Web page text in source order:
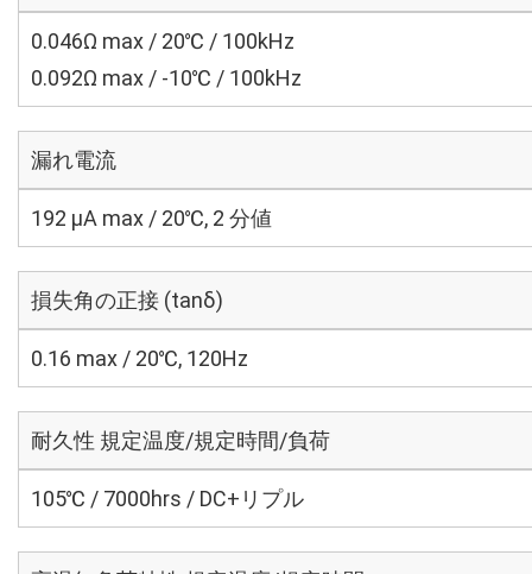
0.046Ω max / 20℃ / 100kHz
0.092Ω max / -10℃ / 100kHz
漏れ電流
192 μA max / 20℃, 2 分値
損失角の正接 (tanδ)
0.16 max / 20℃, 120Hz
耐久性 規定温度/規定時間/負荷
105℃ / 7000hrs / DC+リプル